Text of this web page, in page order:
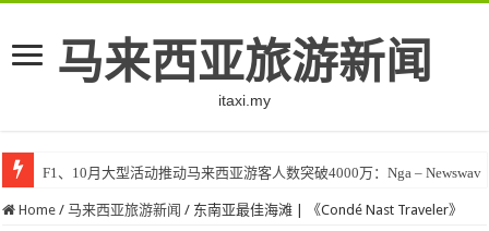
马来西亚旅游新闻
itaxi.my
F1、10月大型活动推动马来西亚游客人数突破4000万：Nga – Newswav
Home / 马来西亚旅游新闻 / 东南亚最佳海滩 | 《Condé Nast Traveler》